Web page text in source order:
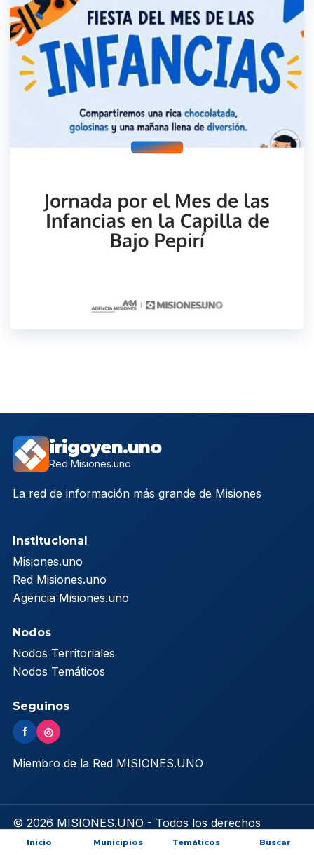
irigoyen.uno
Red Misiones.uno
La red de información más grande de Misiones
Institucional
Misiones.uno
Red Misiones.uno
Agencia Misiones.uno
Nodos
Nodos Territoriales
Nodos Temáticos
Seguinos
f ◎
Miembro de la Red MISIONES.UNO
© 2026 MISIONES.UNO - Todos los derechos
reservados
Inicio Municipios Temáticos Buscar